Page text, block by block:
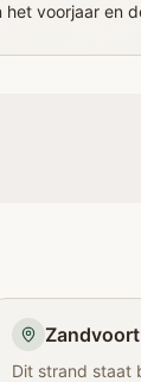
voorjaar en
Zandvoort
Dit strand staat